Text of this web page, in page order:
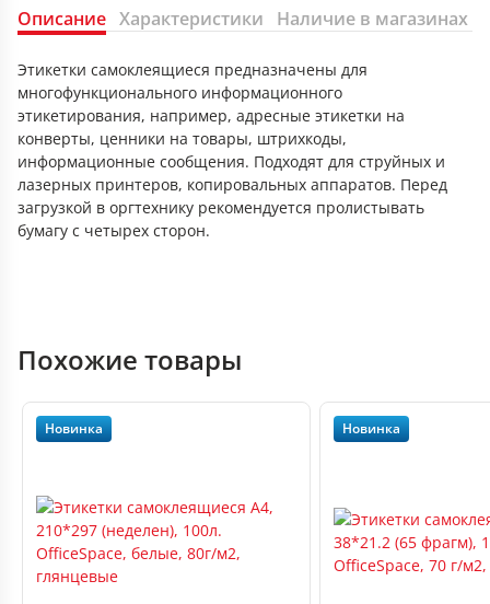
Описание Характеристики Наличие в магазинах
Этикетки самоклеящиеся предназначены для
многофункционального информационного
этикетирования, например, адресные этикетки на
конверты, ценники на товары, штрихкоды,
информационные сообщения. Подходят для струйных и
лазерных принтеров, копировальных аппаратов. Перед
загрузкой в оргтехнику рекомендуется пролистывать
бумагу с четырех сторон.
Похожие товары
Новинка Новинка